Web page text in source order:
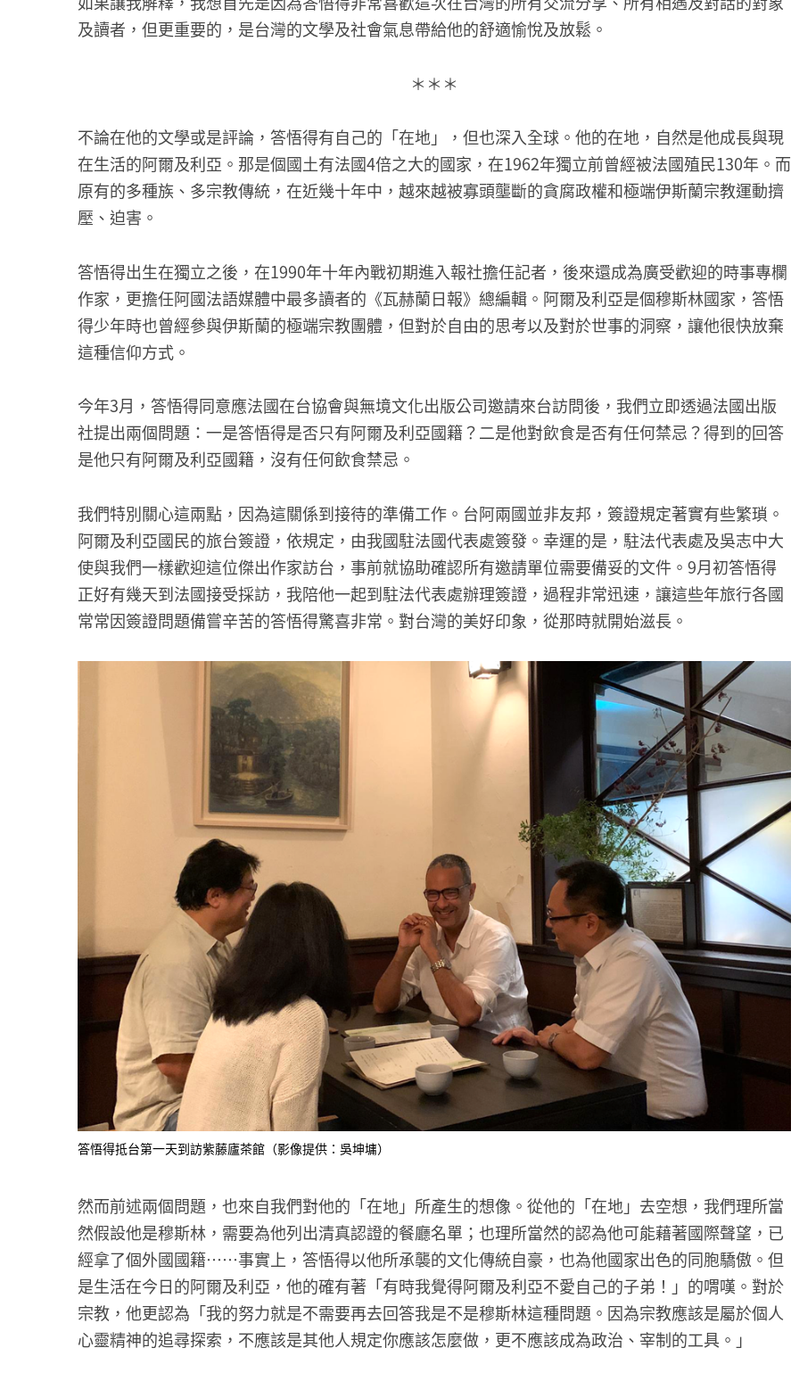
及讀者，但更重要的，是台灣的文學及社會氣息帶給他的舒適愉悅及放鬆。
＊＊＊
不論在他的文學或是評論，答悟得有自己的「在地」，但也深入全球。他的在地，自然是他成長與現
在生活的阿爾及利亞。那是個國土有法國4倍之大的國家，在1962年獨立前曾經被法國殖民130年。而
原有的多種族、多宗教傳統，在近幾十年中，越來越被寡頭壟斷的貪腐政權和極端伊斯蘭宗教運動擠
壓、迫害。
答悟得出生在獨立之後，在1990年十年內戰初期進入報社擔任記者，後來還成為廣受歡迎的時事專欄
作家，更擔任阿國法語媒體中最多讀者的《瓦赫蘭日報》總編輯。阿爾及利亞是個穆斯林國家，答悟
得少年時也曾經參與伊斯蘭的極端宗教團體，但對於自由的思考以及對於世事的洞察，讓他很快放棄
這種信仰方式。
今年3月，答悟得同意應法國在台協會與無境文化出版公司邀請來台訪問後，我們立即透過法國出版
社提出兩個問題：一是答悟得是否只有阿爾及利亞國籍？二是他對飲食是否有任何禁忌？得到的回答
是他只有阿爾及利亞國籍，沒有任何飲食禁忌。
我們特別關心這兩點，因為這關係到接待的準備工作。台阿兩國並非友邦，簽證規定著實有些繁瑣。
阿爾及利亞國民的旅台簽證，依規定，由我國駐法國代表處簽發。幸運的是，駐法代表處及吳志中大
使與我們一樣歡迎這位傑出作家訪台，事前就協助確認所有邀請單位需要備妥的文件。9月初答悟得
正好有幾天到法國接受採訪，我陪他一起到駐法代表處辦理簽證，過程非常迅速，讓這些年旅行各國
常常因簽證問題備嘗辛苦的答悟得驚喜非常。對台灣的美好印象，從那時就開始滋長。
答悟得抵台第一天到訪紫藤廬茶館（影像提供：吳坤墉）
然而前述兩個問題，也來自我們對他的「在地」所產生的想像。從他的「在地」去空想，我們理所當
然假設他是穆斯林，需要為他列出清真認證的餐廳名單；也理所當然的認為他可能藉著國際聲望，已
經拿了個外國國籍……事實上，答悟得以他所承襲的文化傳統自豪，也為他國家出色的同胞驕傲。但
是生活在今日的阿爾及利亞，他的確有著「有時我覺得阿爾及利亞不愛自己的子弟！」的喟嘆。對於
宗教，他更認為「我的努力就是不需要再去回答我是不是穆斯林這種問題。因為宗教應該是屬於個人
心靈精神的追尋探索，不應該是其他人規定你應該怎麼做，更不應該成為政治、宰制的工具。」